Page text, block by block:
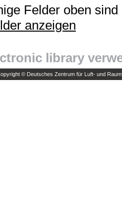
Felder oben
anzeigen
library
© Deutsches Zentrum für Luft- und